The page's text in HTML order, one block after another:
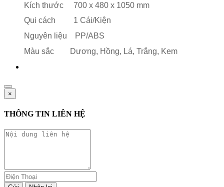
Kích thước 700 x 480 x 1050 mm
Qui cách 1 Cái/Kiện
Nguyên liệu PP/ABS
Màu sắc
Dương, Hồng, Lá, Trắng, Kem
×
THÔNG TIN LIÊN HỆ